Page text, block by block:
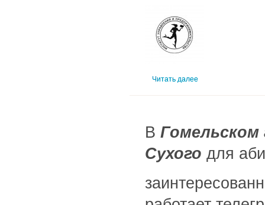
Читать далее
В
Сухого для